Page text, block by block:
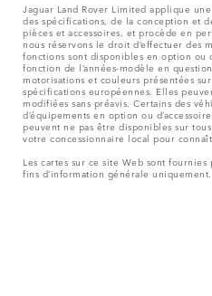
Jaguar Land Rover Limited applique
des spécifications, de la conception et
pièces et accessoires, et procède en
nous réservons le droit d’effectuer des
fonctions sont disponibles en option
fonction de l’années-modèle en
motorisations et couleurs présentées
spécifications européennes. Elles
modifiées sans préavis. Certains des
d’équipements en option ou
peuvent ne pas être disponibles sur
votre concessionnaire local pour
Les cartes sur ce site Web sont
fins d’information générale uniquement.